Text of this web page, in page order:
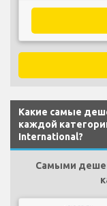
Какие самые
каждой
International?
Самыми